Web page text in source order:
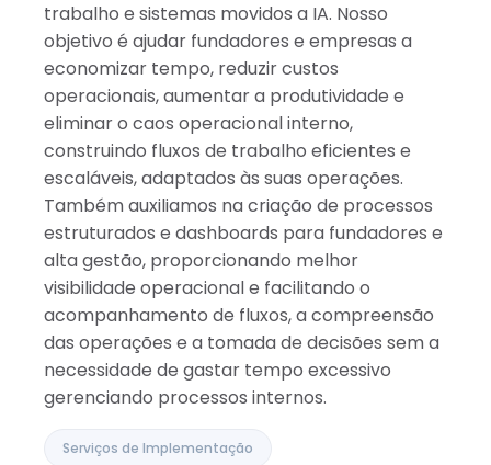
trabalho e sistemas movidos a IA. Nosso
objetivo é ajudar fundadores e empresas a
economizar tempo, reduzir custos
operacionais, aumentar a produtividade e
eliminar o caos operacional interno,
construindo fluxos de trabalho eficientes e
escaláveis, adaptados às suas operações.
Também auxiliamos na criação de processos
estruturados e dashboards para fundadores e
alta gestão, proporcionando melhor
visibilidade operacional e facilitando o
acompanhamento de fluxos, a compreensão
das operações e a tomada de decisões sem a
necessidade de gastar tempo excessivo
gerenciando processos internos.
Serviços de Implementação